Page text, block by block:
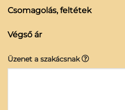
Csomagolás, feltétek
Végső ár
Üzenet a szakácsnak